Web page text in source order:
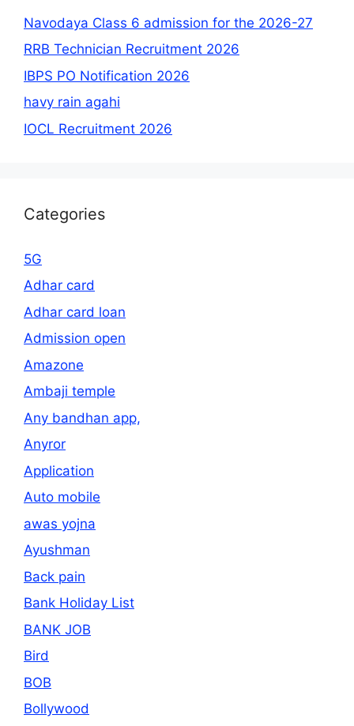
Navodaya Class 6 admission for the 2026-27
RRB Technician Recruitment 2026
IBPS PO Notification 2026
havy rain agahi
IOCL Recruitment 2026
Categories
5G
Adhar card
Adhar card loan
Admission open
Amazone
Ambaji temple
Any bandhan app,
Anyror
Application
Auto mobile
awas yojna
Ayushman
Back pain
Bank Holiday List
BANK JOB
Bird
BOB
Bollywood